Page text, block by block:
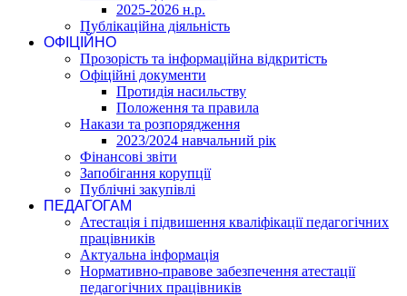
2025-2026 н.р.
Публікаційна діяльність
ОФІЦІЙНО
Прозорість та інформаційна відкритість
Офіційні документи
Протидія насильству
Положення та правила
Накази та розпорядження
2023/2024 навчальний рік
Фінансові звіти
Запобігання корупції
Публічні закупівлі
ПЕДАГОГАМ
Атестація і підвишення кваліфікації педагогічних
працівників
Актуальна інформація
Нормативно-правове забезпечення атестації
педагогічних працівників